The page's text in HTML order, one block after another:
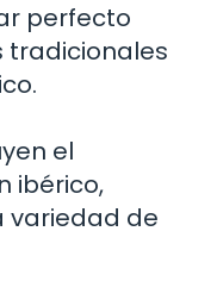
perfecto
tradicionales
el
ibérico,
variedad de